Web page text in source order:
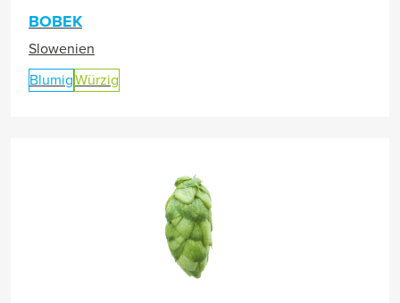
BOBEK
Slowenien
BlumigWürzig